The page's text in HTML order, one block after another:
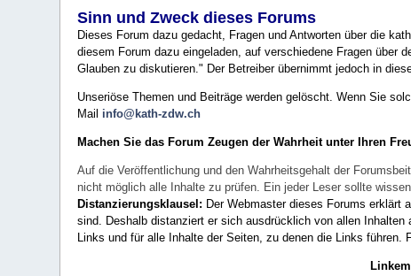
Sinn und Zweck dieses Forums
Dieses Forum dazu gedacht, Fragen und Antworten über die
diesem Forum dazu eingeladen, auf verschiedene Fragen über
Glauben zu diskutieren." Der Betreiber übernimmt jedoch in
Unseriöse Themen und Beiträge werden gelöscht. Wenn Sie
Mail info@kath-zdw.ch
Machen Sie das Forum Zeugen der Wahrheit unter Ihren
Auf die Veröffentlichung und den Wahrheitsgehalt der
nicht möglich alle Inhalte zu prüfen. Ein jeder Leser sollte
Distanzierungsklausel: Der Webmaster dieses Forums erklärt
sind. Deshalb distanziert er sich ausdrücklich von allen
Links und für alle Inhalte der Seiten, zu denen die Links führen.